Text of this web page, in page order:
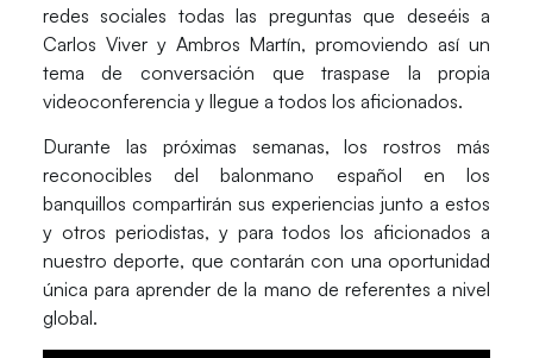
redes sociales todas las preguntas que deseéis a
Carlos Viver y Ambros Martín, promoviendo así un
tema de conversación que traspase la propia
videoconferencia y llegue a todos los aficionados.
Durante las próximas semanas, los rostros más
reconocibles del balonmano español en los
banquillos compartirán sus experiencias junto a estos
y otros periodistas, y para todos los aficionados a
nuestro deporte, que contarán con una oportunidad
única para aprender de la mano de referentes a nivel
global.